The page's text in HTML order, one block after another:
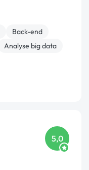
Back-end
Analyse big data
5,0